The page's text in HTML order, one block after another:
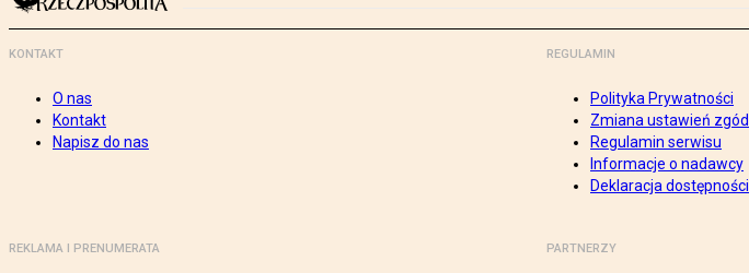
KONTAKT
O nas
Kontakt
Napisz do nas
REGULAMIN
Polityka Prywatności
Zmiana ustawień zgód
Regulamin serwisu
Informacje o nadawcy
Deklaracja dostępności
REKLAMA I PRENUMERATA PARTNERZY